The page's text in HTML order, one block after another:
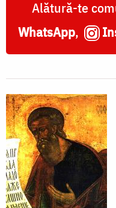
Alătură-te
WhatsApp,